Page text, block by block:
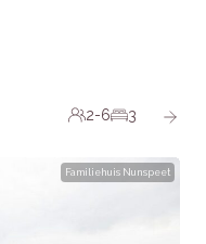
2-6 3
Familiehuis Nunspeet